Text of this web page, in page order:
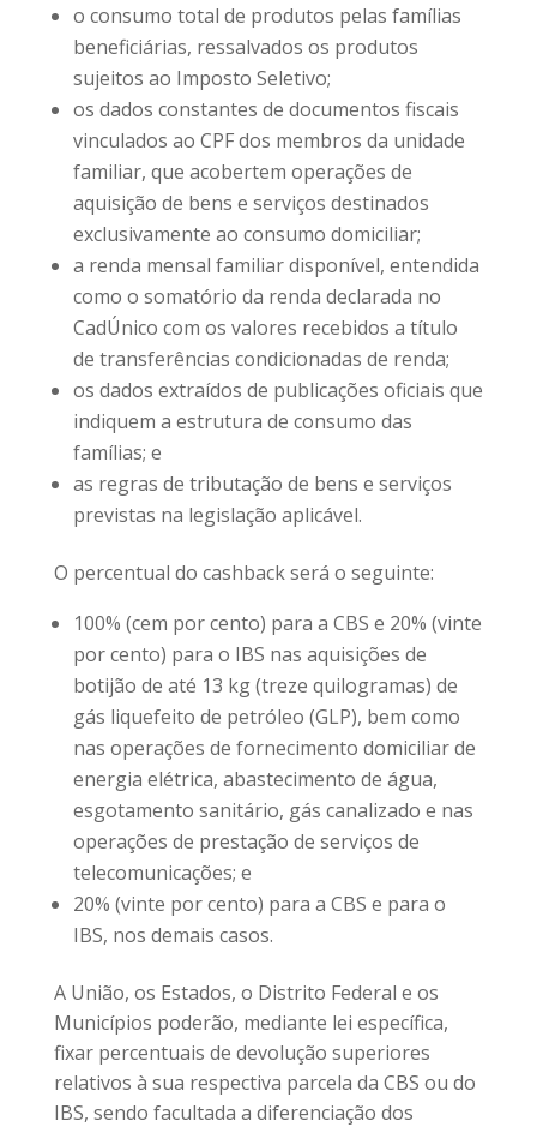
o consumo total de produtos pelas famílias
beneficiárias, ressalvados os produtos
sujeitos ao Imposto Seletivo;
os dados constantes de documentos fiscais
vinculados ao CPF dos membros da unidade
familiar, que acobertem operações de
aquisição de bens e serviços destinados
exclusivamente ao consumo domiciliar;
a renda mensal familiar disponível, entendida
como o somatório da renda declarada no
CadÚnico com os valores recebidos a título
de transferências condicionadas de renda;
os dados extraídos de publicações oficiais que
indiquem a estrutura de consumo das
famílias; e
as regras de tributação de bens e serviços
previstas na legislação aplicável.
O percentual do cashback será o seguinte:
100% (cem por cento) para a CBS e 20% (vinte
por cento) para o IBS nas aquisições de
botijão de até 13 kg (treze quilogramas) de
gás liquefeito de petróleo (GLP), bem como
nas operações de fornecimento domiciliar de
energia elétrica, abastecimento de água,
esgotamento sanitário, gás canalizado e nas
operações de prestação de serviços de
telecomunicações; e
20% (vinte por cento) para a CBS e para o
IBS, nos demais casos.
A União, os Estados, o Distrito Federal e os
Municípios poderão, mediante lei específica,
fixar percentuais de devolução superiores
relativos à sua respectiva parcela da CBS ou do
IBS, sendo facultada a diferenciação dos